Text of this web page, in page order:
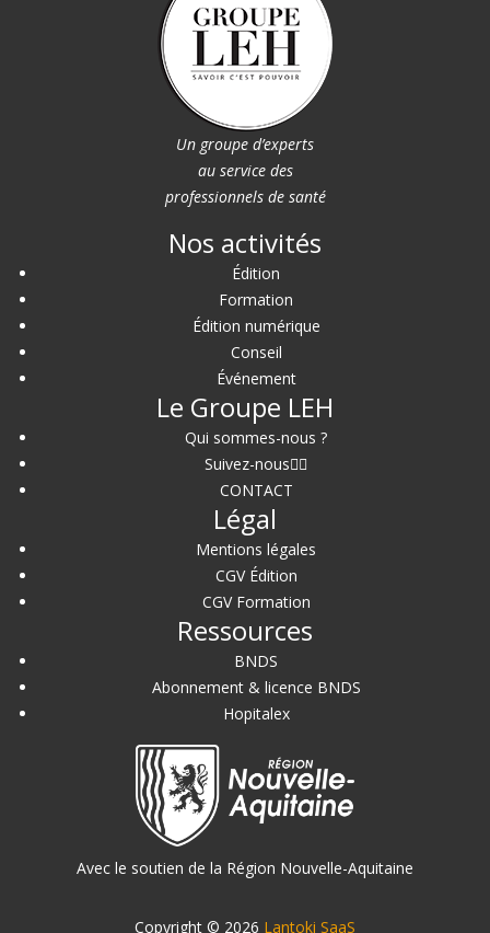
Un groupe d’experts
au service des
professionnels de santé
Nos activités
Édition
Formation
Édition numérique
Conseil
Événement
Le Groupe LEH
Qui sommes-nous ?
Suivez-nous
CONTACT
Légal
Mentions légales
CGV Édition
CGV Formation
Ressources
BNDS
Abonnement & licence BNDS
Hopitalex
Avec le soutien de la Région Nouvelle-Aquitaine
Copyright © 2026 Lantoki SaaS